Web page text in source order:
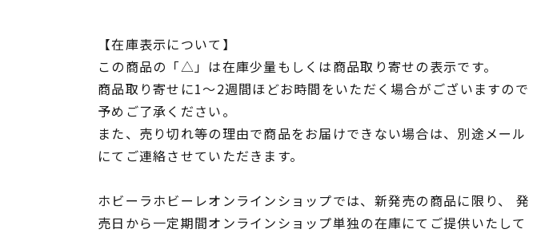
【在庫表示について】
この商品の「△」は在庫少量もしくは商品取り寄せの表示です。
商品取り寄せに1～2週間ほどお時間をいただく場合がございますので
予めご了承ください。
また、売り切れ等の理由で商品をお届けできない場合は、別途メール
にてご連絡させていただきます。
ホビーラホビーレオンラインショップでは、新発売の商品に限り、 発
売日から一定期間オンラインショップ単独の在庫にてご提供いたして